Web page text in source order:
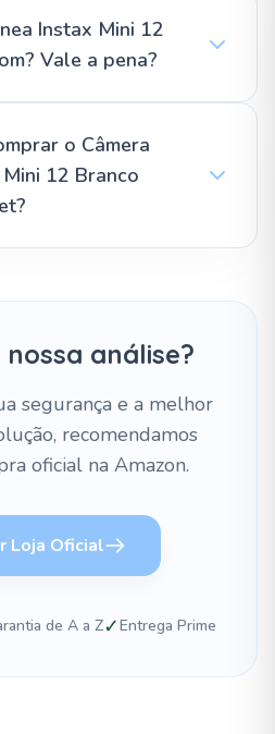
Instax Mini 12
Vale a pena?
o Câmera
12 Branco
análise?
segurança e a melhor
recomendamos
oficial na Amazon.
Loja Oficial
de A a Z✓Entrega Prime